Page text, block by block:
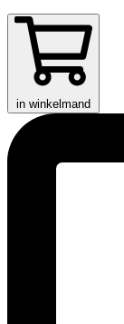
in winkelmand